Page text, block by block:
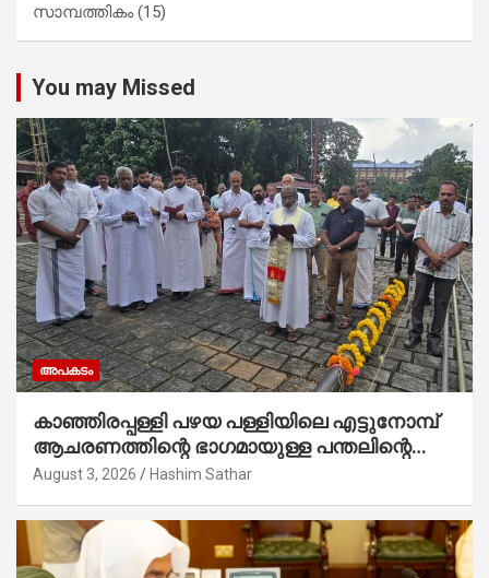
സാമ്പത്തികം(15)
You may Missed
അപകടം
കാഞ്ഞിരപ്പള്ളി പഴയ പള്ളിയിലെ എട്ടുനോമ്പ്
ആചരണത്തിന്റെ ഭാഗമായുള്ള പന്തലിന്റെ
കാൽനാട്ട് കർമ്മം ആർച്ച് പ്രീസ്റ്റ് വെരി.
August 3, 2026 Hashim Sathar